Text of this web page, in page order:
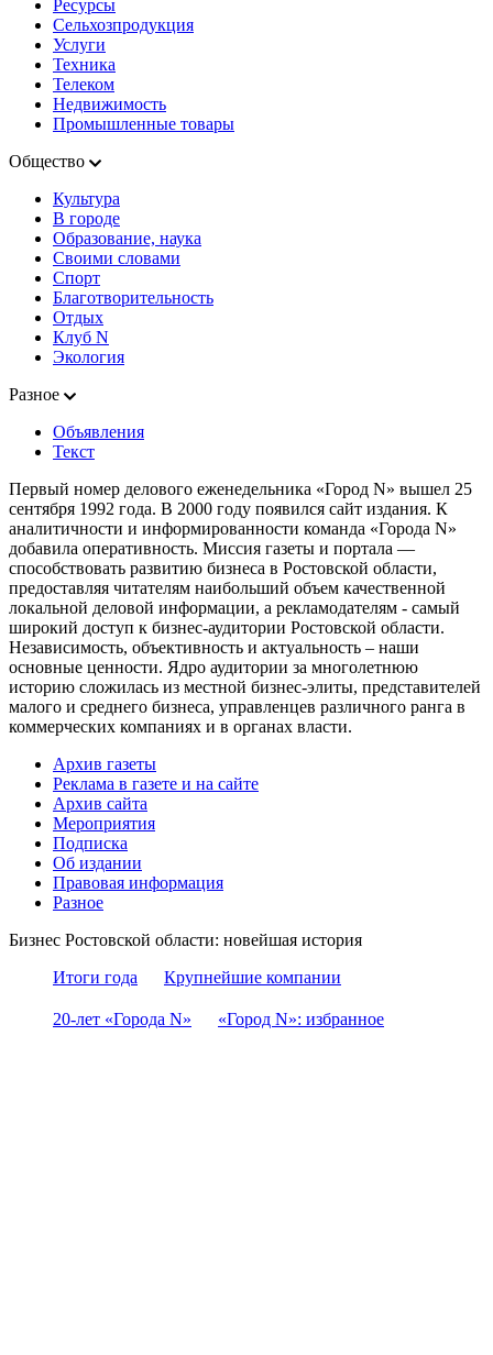
Ресурсы
Сельхозпродукция
Услуги
Техника
Телеком
Недвижимость
Промышленные товары
Общество
Культура
В городе
Образование, наука
Своими словами
Спорт
Благотворительность
Отдых
Клуб N
Экология
Разное
Объявления
Текст
Первый номер делового еженедельника «Город N» вышел 25
сентября 1992 года. В 2000 году появился сайт издания. К
аналитичности и информированности команда «Города N»
добавила оперативность. Миссия газеты и портала —
способствовать развитию бизнеса в Ростовской области,
предоставляя читателям наибольший объем качественной
локальной деловой информации, а рекламодателям - самый
широкий доступ к бизнес-аудитории Ростовской области.
Независимость, объективность и актуальность – наши
основные ценности. Ядро аудитории за многолетнюю
историю сложилась из местной бизнес-элиты, представителей
малого и среднего бизнеса, управленцев различного ранга в
коммерческих компаниях и в органах власти.
Архив газеты
Реклама в газете и на сайте
Архив сайта
Мероприятия
Подписка
Об издании
Правовая информация
Разное
Бизнес Ростовской области: новейшая история
Итоги года
Крупнейшие компании
20-лет «Города N» «Город N»: избранное